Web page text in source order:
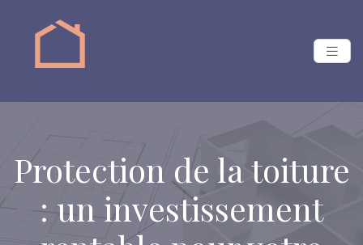
Protection de la toiture
: un investissement